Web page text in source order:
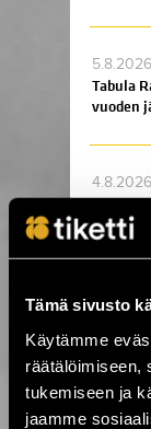
Tämä sivusto
Käytämme
räätälöimiseen,
tukemiseen ja
jaamme
Tabula
vuoden
Kesä